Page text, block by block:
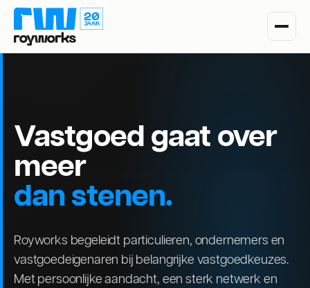
Vastgoed gaat over
meer
dan stenen.
Royworks begeleidt particulieren, ondernemers en
vastgoedeigenaren bij belangrijke vastgoedkeuzes.
Met persoonlijke aandacht, een sterk netwerk en